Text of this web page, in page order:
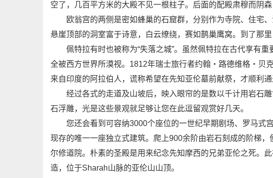
空了，几百平方米的大殿不见一根柱子。后面的配殿肃穆而阴森
欧翁宫的两侧是密如蜂巢的石窟群，分别作为寺院、住宅、
悬崖顶部的洞室富于诗意，白云缭绕，赛如鹊巢鹰窝。到了那里
佩特拉有时也被称为“失落之城”。虽然佩特拉在古代享有重
全被西方世界所漠视。1812年瑞士旅行者约翰・路德维格・贝
来自印度的阿拉伯人，谎称希望在先知亚伦墓前献祭，才顺利通
经过各式的走道及山坡后，映入眼帘的是数以千计用岩石雕
石浮雕，光是这些景观就足够让您在此逗留观赏好几天。
您还会看到可容纳3000个座位的一世纪早期剧场、罗马式
现存的唯一一座独立式建筑。爬上900余阶由岩石刻成的阶梯
尔修道院。朴素的圣殿是用来纪念先知摩西的兄弟亚伦之死。
造，位于Sharah山脉的亚伦山山顶。